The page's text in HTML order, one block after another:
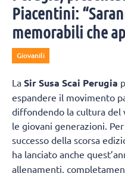
Piacentini:
memorabili che
Giovanili
La Sir Susa Scai Perugia
espandere il movimento
diffondendo la cultura del
le giovani generazioni.
successo della scorsa
ha lanciato anche
allenamenti,